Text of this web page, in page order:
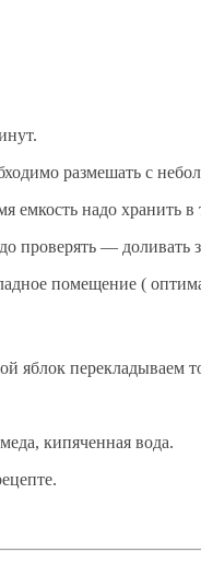
размешать с
емкость надо хранить
проверять — доливать
помещение (
яблок перекладываем
кипяченная вода.